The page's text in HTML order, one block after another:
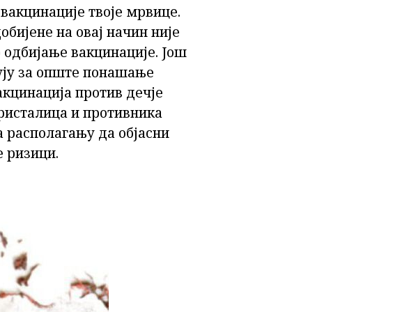
твоје мрвице.
на овај начин није
вакцинације. Још
за опште понашање
против дечје
и противника
да објасни
ризици.